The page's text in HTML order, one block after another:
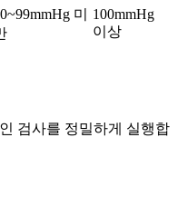
미
100mmHg
이상
검사를 정밀하게 실행합